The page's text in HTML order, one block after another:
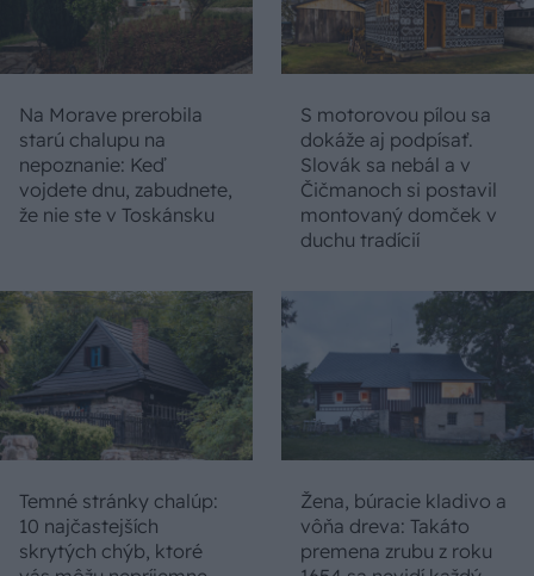
Na Morave prerobila
starú chalupu na
nepoznanie: Keď
vojdete dnu, zabudnete,
že nie ste v Toskánsku
S motorovou pílou sa
dokáže aj podpísať.
Slovák sa nebál a v
Čičmanoch si postavil
montovaný domček v
duchu tradícií
Temné stránky chalúp:
10 najčastejších
skrytých chýb, ktoré
Žena, búracie kladivo a
vôňa dreva: Takáto
premena zrubu z roku